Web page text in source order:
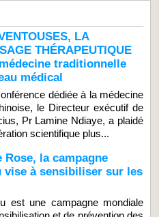
LA
THÉRAPEUTIQUE
traditionnelle
médical
dédiée à la médecine
le Directeur exécutif de
Pr Lamine Ndiaye, a plaidé
scientifique plus...
la campagne
vise à sensibiliser sur les
est une campagne mondiale